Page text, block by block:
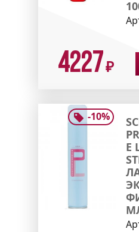
4227₽
-10%
E